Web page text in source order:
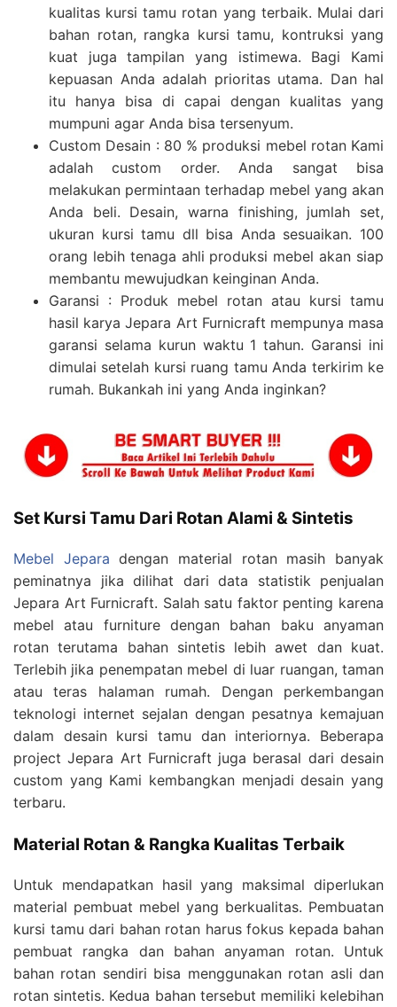
kualitas kursi tamu rotan yang terbaik. Mulai dari
bahan rotan, rangka kursi tamu, kontruksi yang
kuat juga tampilan yang istimewa. Bagi Kami
kepuasan Anda adalah prioritas utama. Dan hal
itu hanya bisa di capai dengan kualitas yang
mumpuni agar Anda bisa tersenyum.
Custom Desain : 80 % produksi mebel rotan Kami
adalah custom order. Anda sangat bisa
melakukan permintaan terhadap mebel yang akan
Anda beli. Desain, warna finishing, jumlah set,
ukuran kursi tamu dll bisa Anda sesuaikan. 100
orang lebih tenaga ahli produksi mebel akan siap
membantu mewujudkan keinginan Anda.
Garansi : Produk mebel rotan atau kursi tamu
hasil karya Jepara Art Furnicraft mempunya masa
garansi selama kurun waktu 1 tahun. Garansi ini
dimulai setelah kursi ruang tamu Anda terkirim ke
rumah. Bukankah ini yang Anda inginkan?
Set Kursi Tamu Dari Rotan Alami & Sintetis
Mebel Jepara dengan material rotan masih banyak
peminatnya jika dilihat dari data statistik penjualan
Jepara Art Furnicraft. Salah satu faktor penting karena
mebel atau furniture dengan bahan baku anyaman
rotan terutama bahan sintetis lebih awet dan kuat.
Terlebih jika penempatan mebel di luar ruangan, taman
atau teras halaman rumah. Dengan perkembangan
teknologi internet sejalan dengan pesatnya kemajuan
dalam desain kursi tamu dan interiornya. Beberapa
project Jepara Art Furnicraft juga berasal dari desain
custom yang Kami kembangkan menjadi desain yang
terbaru.
Material Rotan & Rangka Kualitas Terbaik
Untuk mendapatkan hasil yang maksimal diperlukan
material pembuat mebel yang berkualitas. Pembuatan
kursi tamu dari bahan rotan harus fokus kepada bahan
pembuat rangka dan bahan anyaman rotan. Untuk
bahan rotan sendiri bisa menggunakan rotan asli dan
rotan sintetis. Kedua bahan tersebut memiliki kelebihan